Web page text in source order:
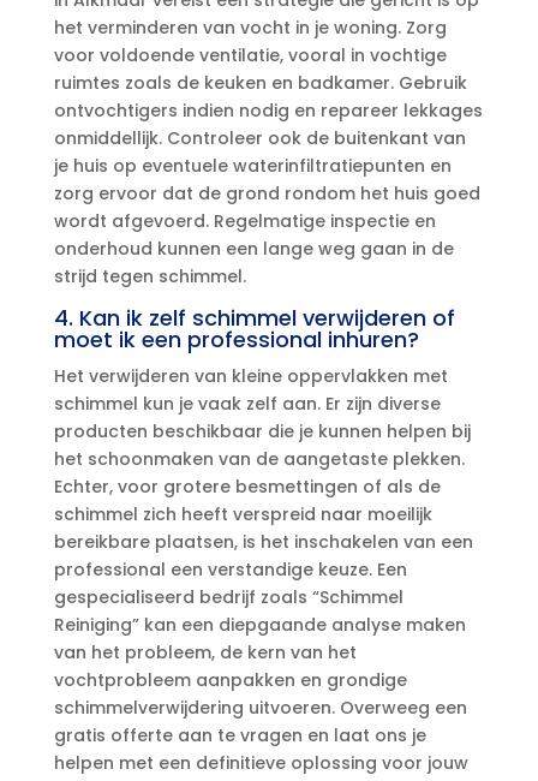
het verminderen van vocht in je woning.​ Zorg
voor voldoende ventilatie, vooral in vochtige
ruimtes zoals de keuken en badkamer.​ Gebruik
ontvochtigers indien nodig en repareer lekkages
onmiddellijk.​ Controleer ook de buitenkant van
je huis op eventuele waterinfiltratiepunten en
zorg ervoor dat de grond rondom het huis goed
wordt afgevoerd.​ Regelmatige inspectie en
onderhoud kunnen een lange weg gaan in de
strijd tegen schimmel.​
4.​ Kan ik zelf schimmel verwijderen of
moet ik een professional inhuren?
Het verwijderen van kleine oppervlakken met
schimmel kun je vaak zelf aan.​ Er zijn diverse
producten beschikbaar die je kunnen helpen bij
het schoonmaken van de aangetaste plekken.​
Echter, voor grotere besmettingen of als de
schimmel zich heeft verspreid naar moeilijk
bereikbare plaatsen, is het inschakelen van een
professional een verstandige keuze.​ Een
gespecialiseerd bedrijf zoals “Schimmel
Reiniging” kan een diepgaande analyse maken
van het probleem, de kern van het
vochtprobleem aanpakken en grondige
schimmelverwijdering uitvoeren.​ Overweeg een
gratis offerte aan te vragen en laat ons je
helpen met een definitieve oplossing voor jouw